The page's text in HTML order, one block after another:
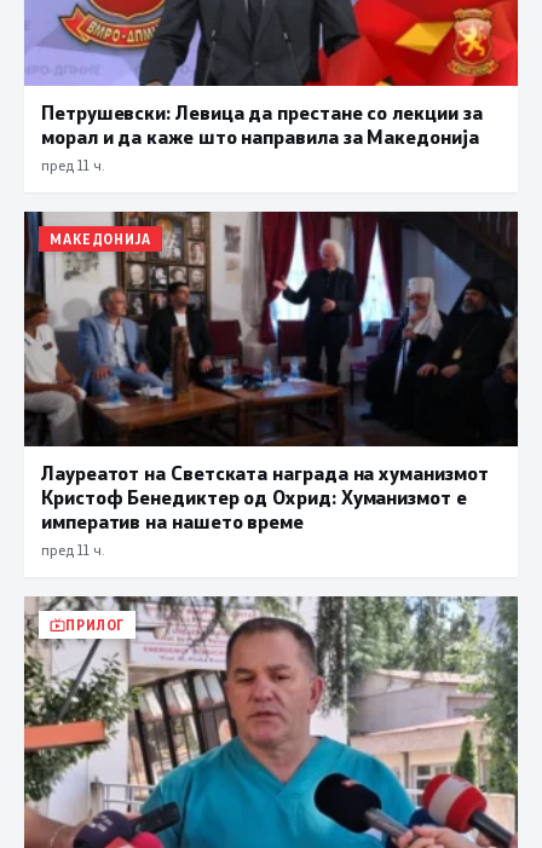
Петрушевски: Левица да престане со лекции за
морал и да каже што направила за Македонија
пред 11 ч.
МАКЕДОНИЈА
Лауреатот на Светската награда на хуманизмот
Кристоф Бенедиктер од Охрид: Хуманизмот е
императив на нашето време
пред 11 ч.
ПРИЛОГ